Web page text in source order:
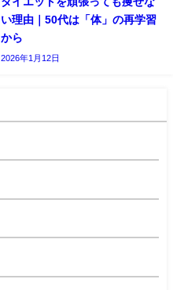
い理由｜50代は「体」の再学習
から
2026年1月12日